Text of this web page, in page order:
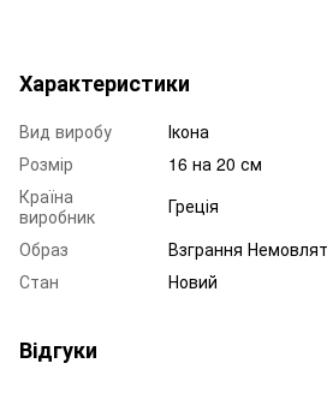
Характеристики
Вид виробу
Ікона
Розмір
16 на 20 см
Країна
виробник
Греція
Образ
Взграння
Стан
Новий
Відгуки